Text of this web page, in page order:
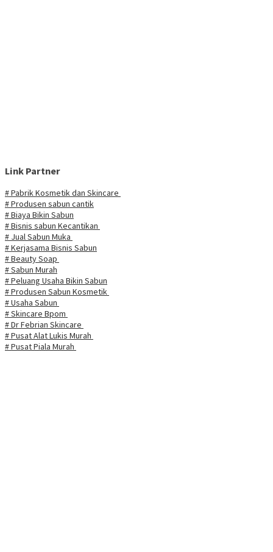
Link Partner
# Pabrik Kosmetik dan Skincare
# Produsen sabun cantik
# Biaya Bikin Sabun
# Bisnis sabun Kecantikan
# Jual Sabun Muka
# Kerjasama Bisnis Sabun
# Beauty Soap
# Sabun Murah
# Peluang Usaha Bikin Sabun
# Produsen Sabun Kosmetik
# Usaha Sabun
# Skincare Bpom
# Dr Febrian Skincare
# Pusat Alat Lukis Murah
# Pusat Piala Murah